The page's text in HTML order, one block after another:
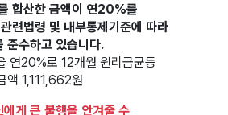
합산한 금액이 연20%를
련법령 및 내부통제기준에 따라
준수하고 있습니다.
연20%로 12개월 원리금균등
액 1,111,662원
게 큰 불행을 안겨줄 수